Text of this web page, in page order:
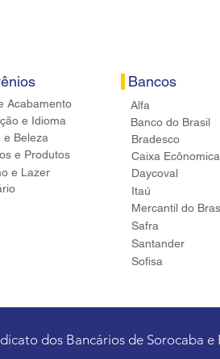
Acabamento
e Idioma
e Beleza
e Produtos
e Lazer
Bancos
Alfa
Banco do Brasil
Bradesco
Caixa
Daycoval
Itaú
Mercantil do
Safra
Santander
Sofisa
dos Bancários de Sorocaba